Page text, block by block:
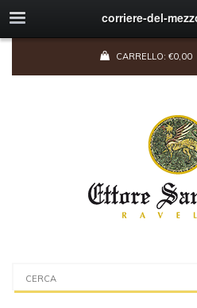
corriere-del-
CARRELLO: €0,00